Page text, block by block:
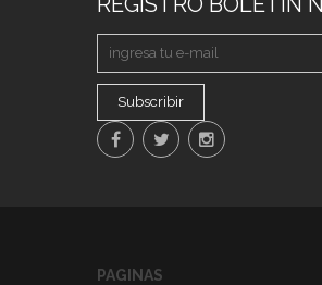
Subscribir
PAGINAS